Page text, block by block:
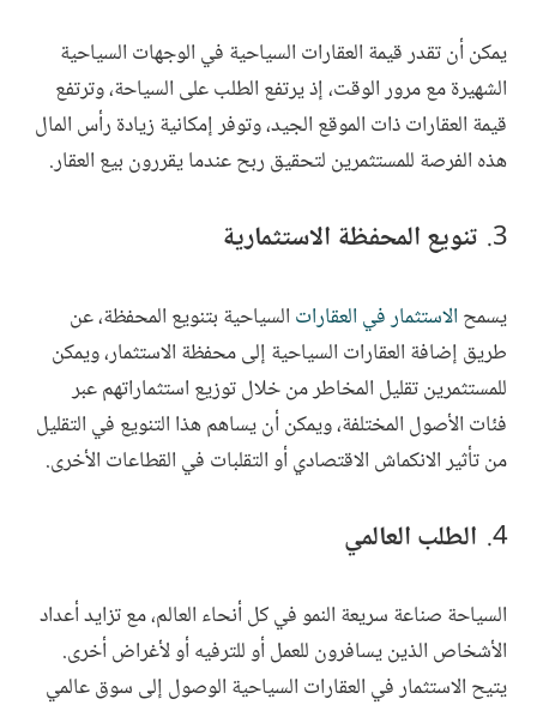
يمكن أن تقدر قيمة العقارات السياحية في الوجهات السياحية
الشهيرة مع مرور الوقت، إذ يرتفع الطلب على السياحة، وترتفع
قيمة العقارات ذات الموقع الجيد، وتوفر إمكانية زيادة رأس المال
هذه الفرصة للمستثمرين لتحقيق ربح عندما يقررون بيع العقار.
تنويع المحفظة الاستثمارية
يسمح الاستثمار في العقارات السياحية بتنويع المحفظة، عن
طريق إضافة العقارات السياحية إلى محفظة الاستثمار، ويمكن
للمستثمرين تقليل المخاطر من خلال توزيع استثماراتهم عبر
فئات الأصول المختلفة، ويمكن أن يساهم هذا التنويع في التقليل
من تأثير الانكماش الاقتصادي أو التقلبات في القطاعات الأخرى.
الطلب العالمي
السياحة صناعة سريعة النمو في كل أنحاء العالم، مع تزايد أعداد
الأشخاص الذين يسافرون للعمل أو للترفيه أو لأغراض أخرى.
يتيح الاستثمار في العقارات السياحية الوصول إلى سوق عالمي